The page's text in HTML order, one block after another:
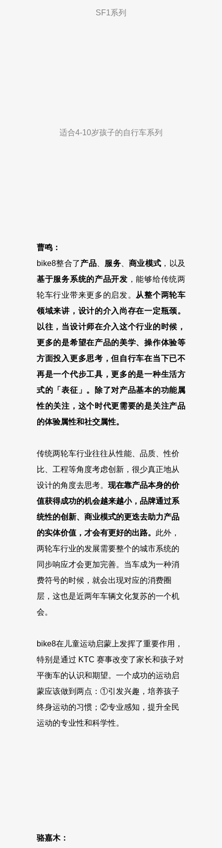
SF1系列
适合4-10岁孩子的自行车系列
曹鸣：
bike8整合了产品、 服务、商业模式 ，以及
基于服务系统的产品开发 ，能够给传统两
轮车行业带来更多的启发。 从整个两轮车
领域来讲，设计的介入尚存在一定瓶颈。
以往，当设计师在介入这个行业的时候，
更多的是希望在产品的美学、操作体验等
方面投入更多思考，但自行车在当下已不
再是一个代步工具，更多的是一种生活方
式的「表征」。除了对产品基本的功能属
性的关注，这个时代更需要的是关注产品
的体验属性和社交属性。
传统两轮车行业往往从性能、品质、性价
比、工程等角度考虑创新，很少真正地从
设计的角度去思考。 现在靠产品本身的价
值获得成功的机会越来越小，品牌通过系
统性的创新、商业模式的更迭去助力产品
的实体价值，才会有更好的出路。 此外，
两轮车行业的发展需要整个的城市系统的
同步响应才会更加完善。当车成为一种消
费符号的时候，就会出现对应的消费圈
层，这也是近两年车辆文化复苏的一个机
会。
bike8在儿童运动启蒙上发挥了重要作用，
特别是通过 KTC 赛事改变了家长和孩子对
平衡车的认识和期望。一个成功的运动启
蒙应该做到两点：①引发兴趣，培养孩子
终身运动的习惯；②专业感知，提升全民
运动的专业性和科学性。
骆嘉木：